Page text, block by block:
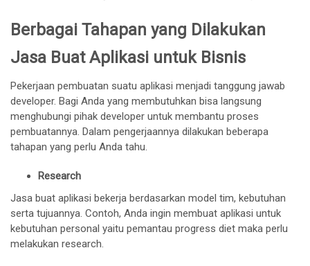
Berbagai Tahapan yang Dilakukan
Jasa Buat Aplikasi untuk Bisnis
Pekerjaan pembuatan suatu aplikasi menjadi tanggung jawab
developer. Bagi Anda yang membutuhkan bisa langsung
menghubungi pihak developer untuk membantu proses
pembuatannya. Dalam pengerjaannya dilakukan beberapa
tahapan yang perlu Anda tahu.
Research
Jasa buat aplikasi bekerja berdasarkan model tim, kebutuhan
serta tujuannya. Contoh, Anda ingin membuat aplikasi untuk
kebutuhan personal yaitu pemantau progress diet maka perlu
melakukan research.